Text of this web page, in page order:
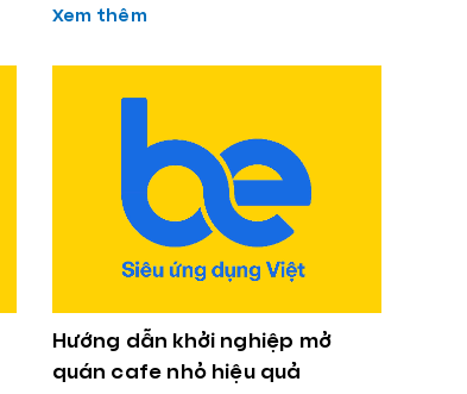
Xem thêm
Hướng dẫn khởi nghiệp mở
quán cafe nhỏ hiệu quả